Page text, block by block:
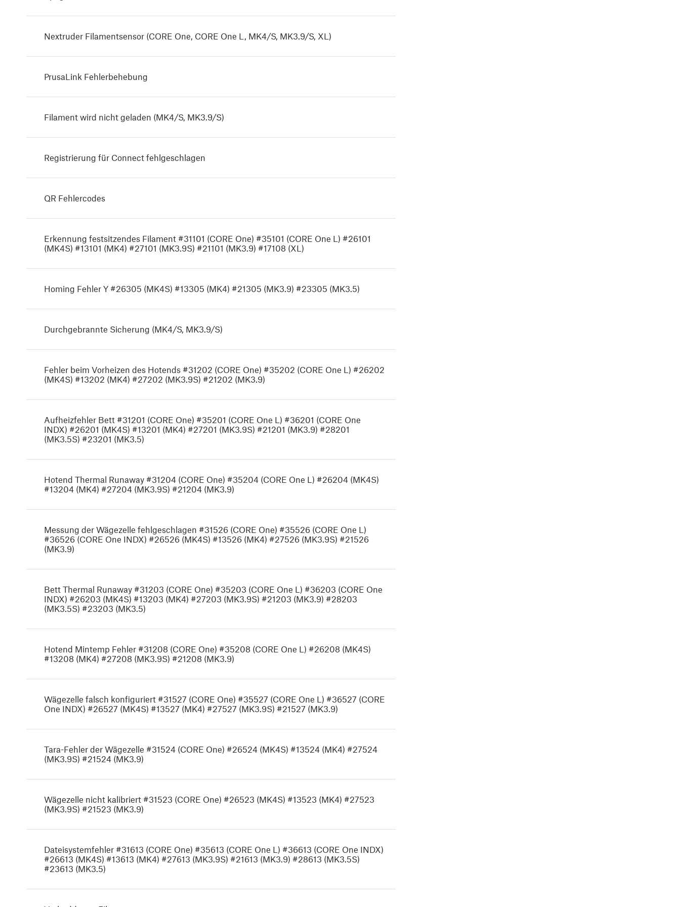
Nextruder Filamentsensor (CORE One, CORE One L, MK4/S, MK3.9/S, XL)
PrusaLink Fehlerbehebung
Filament wird nicht geladen (MK4/S, MK3.9/S)
Registrierung für Connect fehlgeschlagen
QR Fehlercodes
Erkennung festsitzendes Filament #31101 (CORE One) #35101 (CORE One L) #26101
(MK4S) #13101 (MK4) #27101 (MK3.9S) #21101 (MK3.9) #17108 (XL)
Homing Fehler Y #26305 (MK4S) #13305 (MK4) #21305 (MK3.9) #23305 (MK3.5)
Durchgebrannte Sicherung (MK4/S, MK3.9/S)
Fehler beim Vorheizen des Hotends #31202 (CORE One) #35202 (CORE One L) #26202
(MK4S) #13202 (MK4) #27202 (MK3.9S) #21202 (MK3.9)
Aufheizfehler Bett #31201 (CORE One) #35201 (CORE One L) #36201 (CORE One
INDX) #26201 (MK4S) #13201 (MK4) #27201 (MK3.9S) #21201 (MK3.9) #28201
(MK3.5S) #23201 (MK3.5)
Hotend Thermal Runaway #31204 (CORE One) #35204 (CORE One L) #26204 (MK4S)
#13204 (MK4) #27204 (MK3.9S) #21204 (MK3.9)
Messung der Wägezelle fehlgeschlagen #31526 (CORE One) #35526 (CORE One L)
#36526 (CORE One INDX) #26526 (MK4S) #13526 (MK4) #27526 (MK3.9S) #21526
(MK3.9)
Bett Thermal Runaway #31203 (CORE One) #35203 (CORE One L) #36203 (CORE One
INDX) #26203 (MK4S) #13203 (MK4) #27203 (MK3.9S) #21203 (MK3.9) #28203
(MK3.5S) #23203 (MK3.5)
Hotend Mintemp Fehler #31208 (CORE One) #35208 (CORE One L) #26208 (MK4S)
#13208 (MK4) #27208 (MK3.9S) #21208 (MK3.9)
Wägezelle falsch konfiguriert #31527 (CORE One) #35527 (CORE One L) #36527 (CORE
One INDX) #26527 (MK4S) #13527 (MK4) #27527 (MK3.9S) #21527 (MK3.9)
Tara-Fehler der Wägezelle #31524 (CORE One) #26524 (MK4S) #13524 (MK4) #27524
(MK3.9S) #21524 (MK3.9)
Wägezelle nicht kalibriert #31523 (CORE One) #26523 (MK4S) #13523 (MK4) #27523
(MK3.9S) #21523 (MK3.9)
Dateisystemfehler #31613 (CORE One) #35613 (CORE One L) #36613 (CORE One INDX)
#26613 (MK4S) #13613 (MK4) #27613 (MK3.9S) #21613 (MK3.9) #28613 (MK3.5S)
#23613 (MK3.5)